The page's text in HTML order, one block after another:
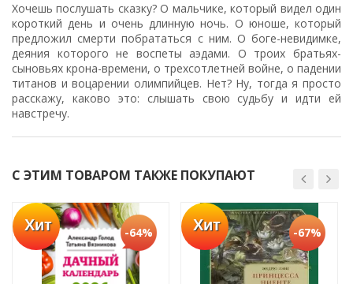
Хочешь послушать сказку? О мальчике, который видел один
короткий день и очень длинную ночь. О юноше, который
предложил смерти побрататься с ним. О боге-невидимке,
деяния которого не воспеты аэдами. О троих братьях-
сыновьях крона-времени, о трехсотлетней войне, о падении
титанов и воцарении олимпийцев. Нет? Ну, тогда я просто
расскажу, каково это: слышать свою судьбу и идти ей
навстречу.
С ЭТИМ ТОВАРОМ ТАКЖЕ ПОКУПАЮТ
Хит -64% Хит -67%